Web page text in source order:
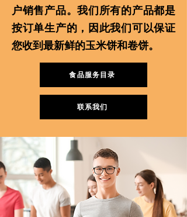
户销售产品。我们所有的产品都是
按订单生产的，因此我们可以保证
您收到最新鲜的玉米饼和卷饼。
食品服务目录
联系我们